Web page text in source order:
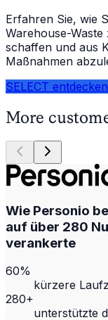
Erfahren Sie, wie
Warehouse-
schaffen und aus
Maßnahmen
SELECT entdecken
More
Wie Personio
auf über 280
verankerte
60%
kürzere
280+
unterstützte